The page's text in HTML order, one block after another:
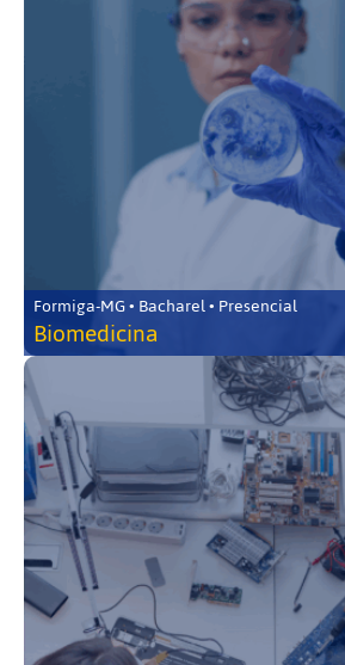
Formiga-MG • Bacharel • Presencial
Biomedicina